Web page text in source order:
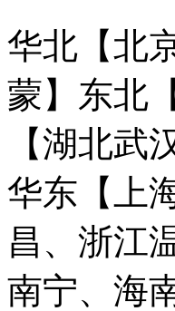
华北【北
蒙】 东北
【湖北武
华东【上
昌、浙江
南宁、海